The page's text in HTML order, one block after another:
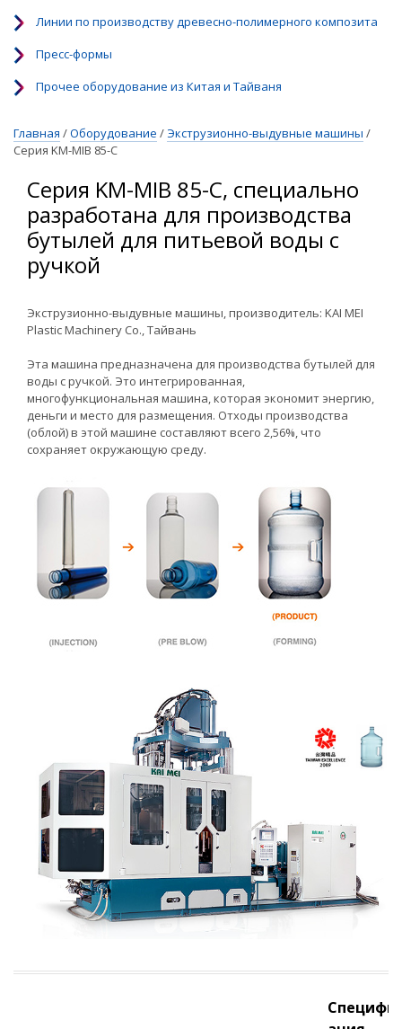
Линии по производству древесно-полимерного композита
Пресс-формы
Прочее оборудование из Китая и Тайваня
Главная /Оборудование / Экструзионно-выдувные машины /
Серия KM-MIB 85-C
Серия KM-MIB 85-C, специально
разработана для производства
бутылей для питьевой воды с
ручкой
Экструзионно-выдувные машины, производитель: KAI MEI
Plastic Machinery Co., Тайвань
Эта машина предназначена для производства бутылей для
воды с ручкой. Это интегрированная,
многофункциональная машина, которая экономит энергию,
деньги и место для размещения. Отходы производства
(облой) в этой машине составляют всего 2,56%, что
сохраняет окружающую среду.